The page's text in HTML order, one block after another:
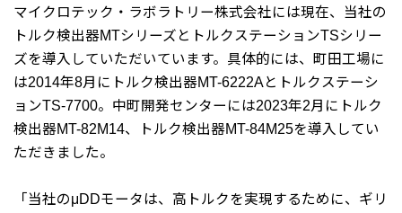
マイクロテック・ラボラトリー株式会社には現在、当社の
トルク検出器MTシリーズとトルクステーションTSシリー
ズを導入していただいています。具体的には、町田工場に
は2014年8月にトルク検出器MT-6222Aとトルクステーシ
ョンTS-7700。中町開発センターには2023年2月にトルク
検出器MT-82M14、トルク検出器MT-84M25を導入してい
ただきました。
「当社のμDDモータは、高トルクを実現するために、ギリ